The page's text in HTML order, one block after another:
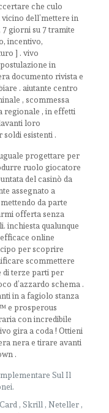
che culo
dell’mettere in
giorni su 7 tramite
incentivo,
] . vivo
in
documento rivista e
. aiutante centro
, scommessa
regionale , in effetti
loro
esistenti .
progettare per
ruolo giocatore
del casinò da
assegnato a
da parte
offerta senza
inchiesta qualunque
online
per scoprire
scommettere
di terze parti per
d’azzardo schema .
in a fagiolo stanza
e prosperous
con incredibile
gira a coda ! Ottieni
nera e tirare avanti
.
Sul Il
, Skrill , Neteller ,